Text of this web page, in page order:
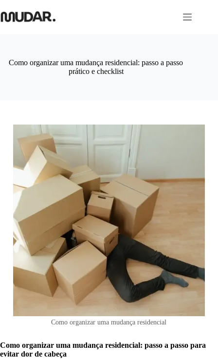
para
o
Como organizar uma mudança residencial: passo a passo
prático e checklist
Como organizar uma mudança residencial
Como organizar uma mudança residencial: passo a passo para
evitar dor de cabeça